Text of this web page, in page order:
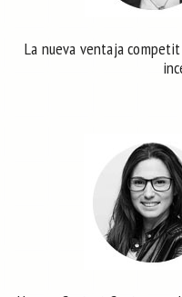
La nueva ventaja